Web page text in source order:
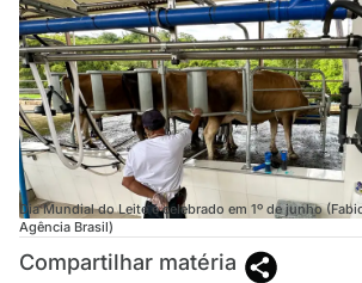
Dia Mundial do Leite é celebrado em 1º de junho
Agência Brasil)
Compartilhar matéria